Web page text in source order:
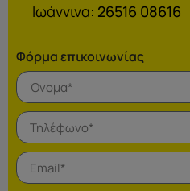
Ιωάννινα: 26516 08616
Φόρμα επικοινωνίας